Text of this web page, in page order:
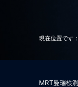
現在位置です：
MRT曼瑞検測